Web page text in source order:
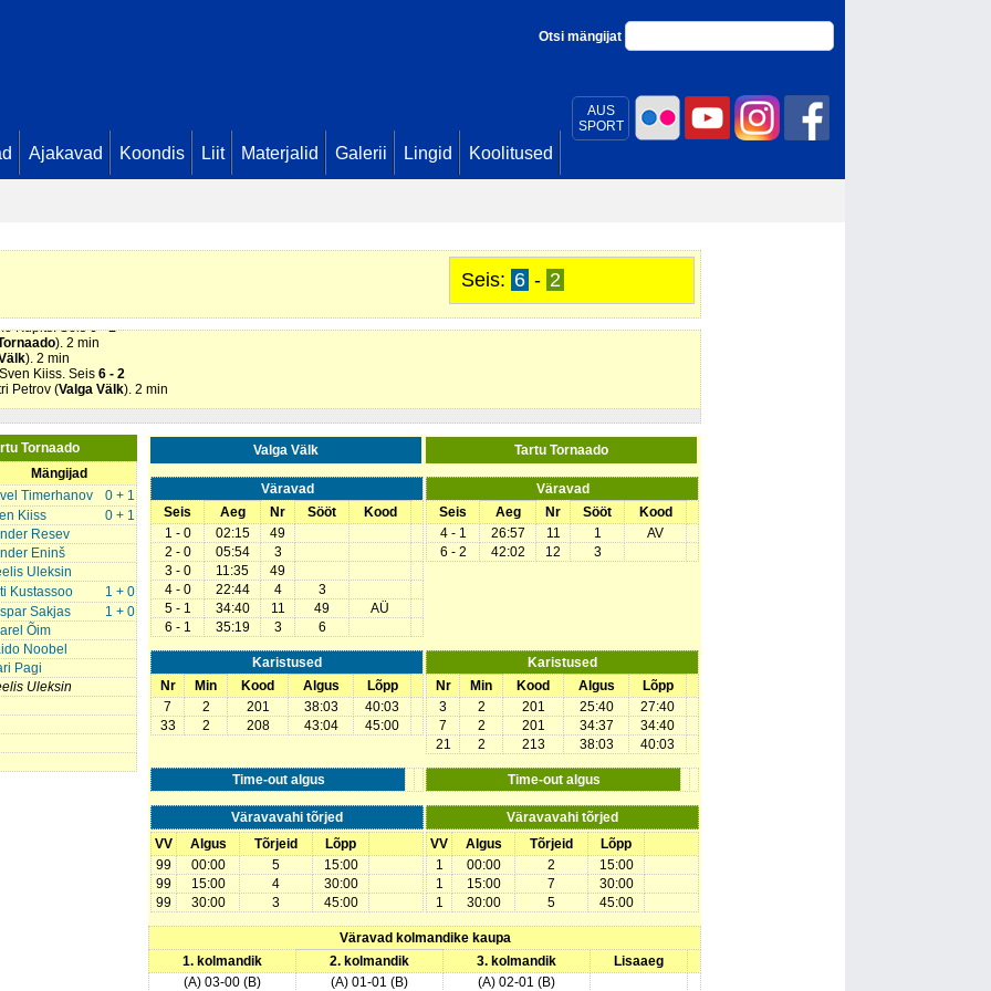
AUS
SPORT
Otsi mängijat
Ajakavad Koondis Liit Materjalid Galerii Lingid Koolitused
Seis: 6 - 2
Seis4 - 0
Valtins. Seis
Kupits. Seis6 - 1
). 2 min
). 2 min
Kiiss. Seis 6 - 2
Petrov (Valga Välk). 2 min
Tornaado
Mängijad
0 + 1
Timerhanov
0 + 1
Kiiss
Resev
Eninš
Uleksin
1 + 0
Kustassoo
1 + 0
Sakjas
Õim
Noobel
Pagi
Uleksin
Valga Välk Tartu Tornaado
Väravad
Seis
Aeg Nr Sööt
Kood
1 - 0
02:15
49
2 - 0
05:54
3
3 - 0
11:35
49
4 - 0
22:44 4
3
5 - 1
34:40 11 49
AÜ
6 - 1
35:19 3 6
Väravad
Seis
Aeg Nr Sööt
Kood
4 - 1
26:57 11 1
AV
6 - 2
42:02 12 3
Karistused
Nr
Min Kood Algus
Lõpp
7
2 201 38:03
40:03
33
2 208 43:04 45:00
Karistused
Nr
Min Kood Algus
Lõpp
3
2 201 25:40
27:40
7
2 201 34:37
34:40
21
2 213 38:03 40:03
Time-out algus Time-out algus
Väravavahi tõrjed
Väravavahi tõrjed
VV
Algus Tõrjeid
Lõpp
99
00:00 5
15:00
99
15:00 4
30:00
99
30:00 3 45:00
VV Algus Tõrjeid
Lõpp
1
00:00 2
15:00
1
15:00 7
30:00
1
30:00 5 45:00
Väravad kolmandike kaupa
1. kolmandik
2. kolmandik 3. kolmandik
Lisaaeg
(A) 03-00 (B)
(A) 01-01 (B) (A) 02-01 (B)